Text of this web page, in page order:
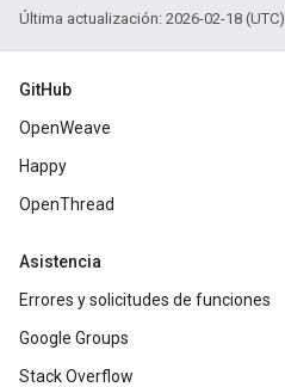
Última actualización: 2026-02-18 (UTC)
GitHub
OpenWeave
Happy
OpenThread
Asistencia
Errores y solicitudes de funciones
Google Groups
Stack Overflow